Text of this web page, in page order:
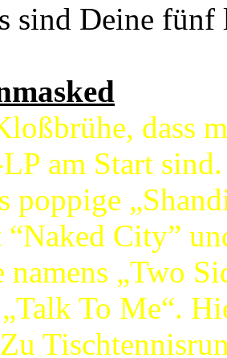
sind Deine fünf
dass
am Start
poppige
“Naked City”
namens „Two
To Me“.